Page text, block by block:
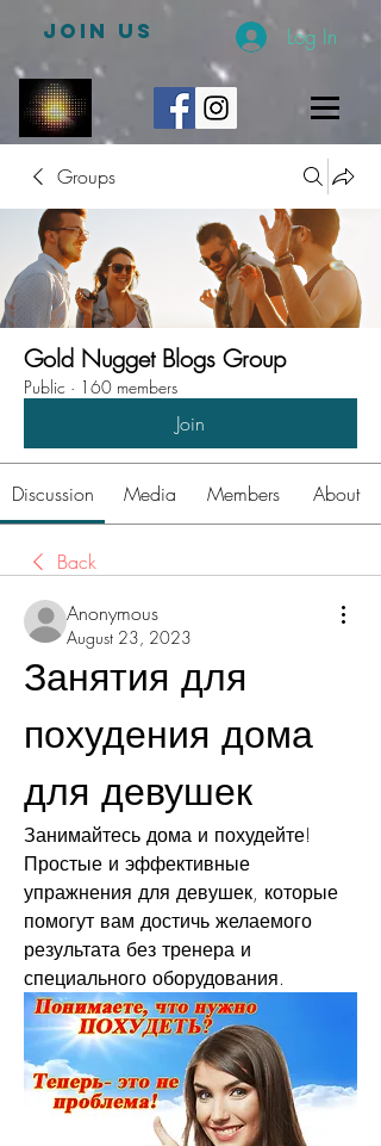
JOIN US Log In
Groups
Gold Nugget Blogs Group
Public · 160 members
Join
Discussion Media Members About
Back
Anonymous
August 23, 2023
Занятия для
похудения дома
для девушек
Занимайтесь дома и похудейте!
Простые и эффективные
упражнения для девушек, которые
помогут вам достичь желаемого
результата без тренера и
специального оборудования.